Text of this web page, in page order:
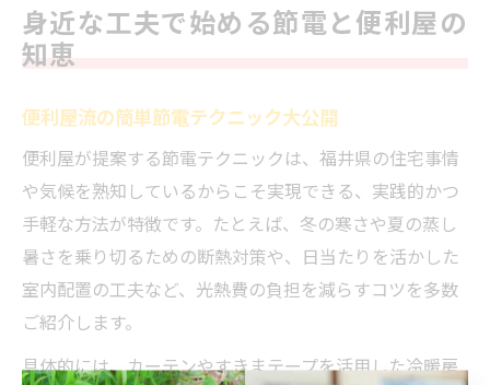
身近な工夫で始める節電と便利屋の
知恵
便利屋流の簡単節電テクニック大公開
便利屋が提案する節電テクニックは、福井県の住宅事情
や気候を熟知しているからこそ実現できる、実践的かつ
手軽な方法が特徴です。たとえば、冬の寒さや夏の蒸し
暑さを乗り切るための断熱対策や、日当たりを活かした
室内配置の工夫など、光熱費の負担を減らすコツを多数
ご紹介します。
具体的には、カーテンやすきまテープを活用した冷暖房